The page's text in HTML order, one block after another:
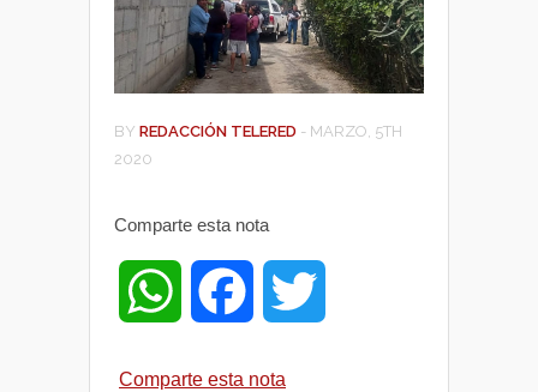
BY REDACCIÓN TELERED - MARZO, 5TH
2020
Comparte esta nota
W
Comparte esta nota